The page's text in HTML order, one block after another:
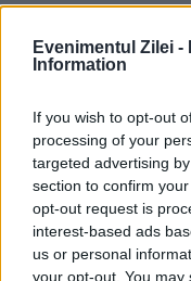
Evenimentul Zilei -
Information
If you wish to opt-out
processing of your
targeted advertising
section to confirm
opt-out request is
interest-based ads
us or personal
your opt-out. You
23:57-Cuptorul
Perioada în care
niciodată